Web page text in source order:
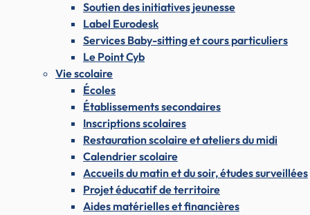
Soutien des initiatives jeunesse
Label Eurodesk
Services Baby-sitting et cours particuliers
Le Point Cyb
Vie scolaire
Écoles
Établissements secondaires
Inscriptions scolaires
Restauration scolaire et ateliers du midi
Calendrier scolaire
Accueils du matin et du soir, études surveillées
Projet éducatif de territoire
Aides matérielles et financières